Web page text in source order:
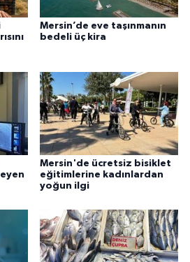
Mersin’de eve taşınmanın
bedeli üç kira
Mersin'de ücretsiz bisiklet
eğitimlerine kadınlardan
yoğun ilgi